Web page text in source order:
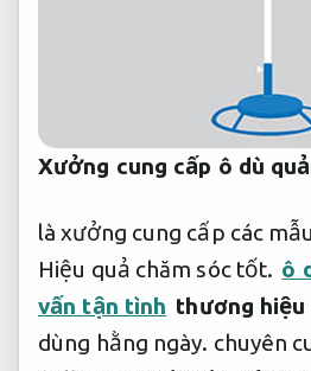
Xưởng cung cấp ô dù
là xưởng cung cấp các
Hiệu quả chăm sóc tốt. ô
vấn tận tình thương hiệu
dùng hằng ngày. chuyên